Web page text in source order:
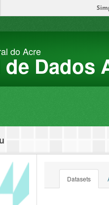
do Acre
de Dados
Datasets